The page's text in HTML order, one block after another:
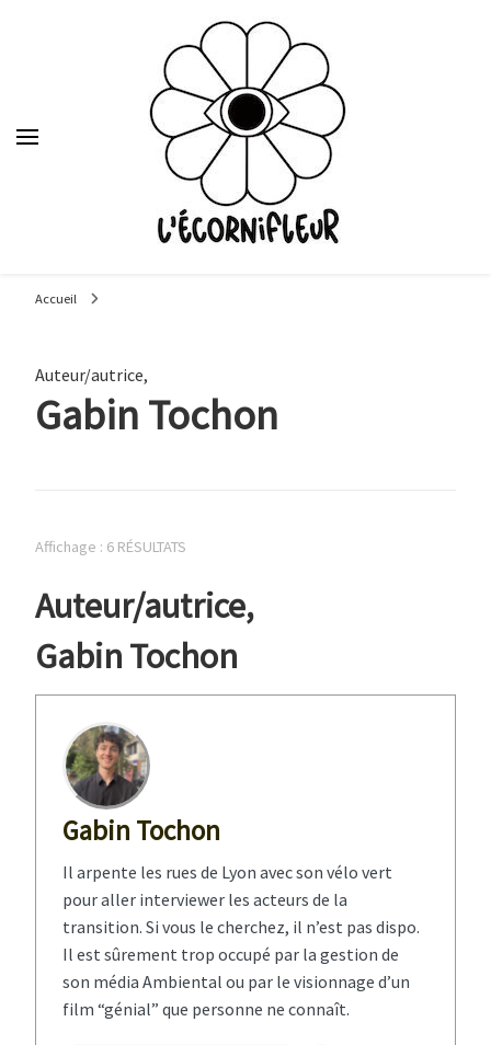
Accueil
Auteur/autrice,
Gabin Tochon
Affichage : 6 RÉSULTATS
Auteur/autrice,
Gabin Tochon
Gabin Tochon
Il arpente les rues de Lyon avec son vélo vert
pour aller interviewer les acteurs de la
transition. Si vous le cherchez, il n’est pas dispo.
Il est sûrement trop occupé par la gestion de
son média Ambiental ou par le visionnage d’un
film “génial” que personne ne connaît.